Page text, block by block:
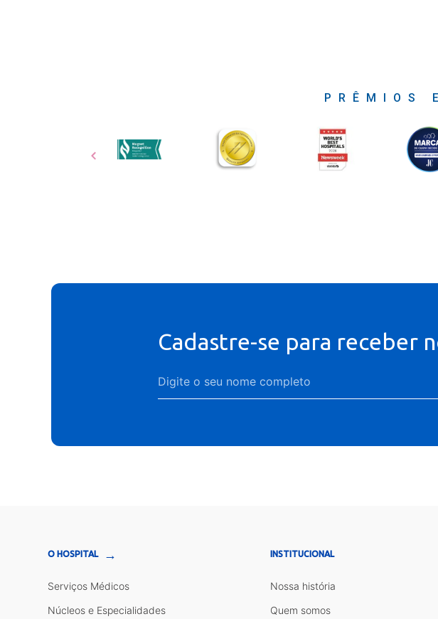
PRÊMIOS
Cadastre-se para receber
O HOSPITAL →
Serviços Médicos
Núcleos e Especialidades
INSTITUCIONAL
Nossa história
Quem somos